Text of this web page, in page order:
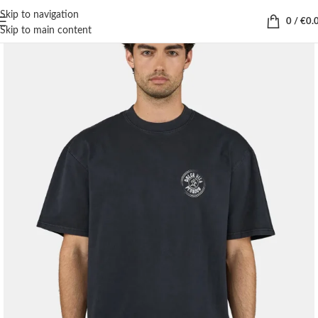
Skip to navigation
Skip to main content
0 / €